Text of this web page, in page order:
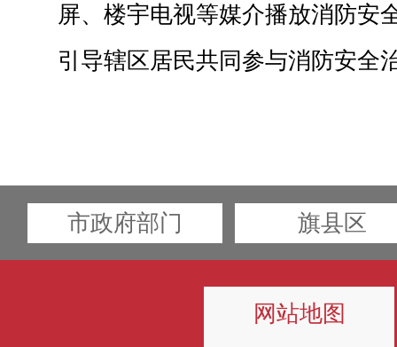
屏、楼宇电视等媒介播放消防安
引导辖区居民共同参与消防安全
市政府部门 旗县区
网站地图